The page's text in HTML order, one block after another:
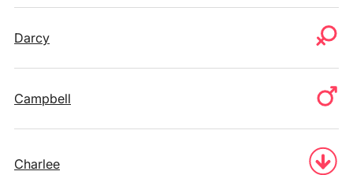
Darcy
Campbell
Charlee